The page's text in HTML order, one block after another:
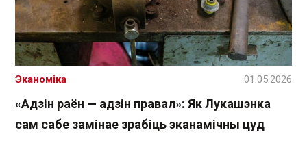
«Адзін раён — адзін правал»: Як Лукашэнка
сам сабе замінае зрабіць эканамічны цуд
Эканоміка 01.05.2026